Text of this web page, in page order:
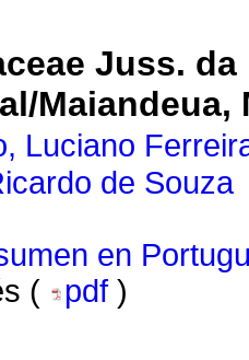
Juss.
Maiandeua,
Luciano
de Souza
en
(
pdf )